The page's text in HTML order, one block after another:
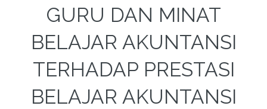
GURU DAN MINAT
BELAJAR AKUNTANSI
TERHADAP PRESTASI
BELAJAR AKUNTANSI